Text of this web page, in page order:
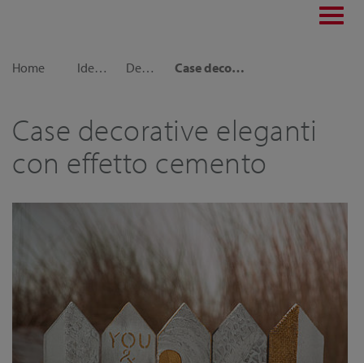
Home
Idee decorative Decorazioni per la casa Case decorative eleganti con effetto cemento
Case decorative eleganti
con effetto cemento